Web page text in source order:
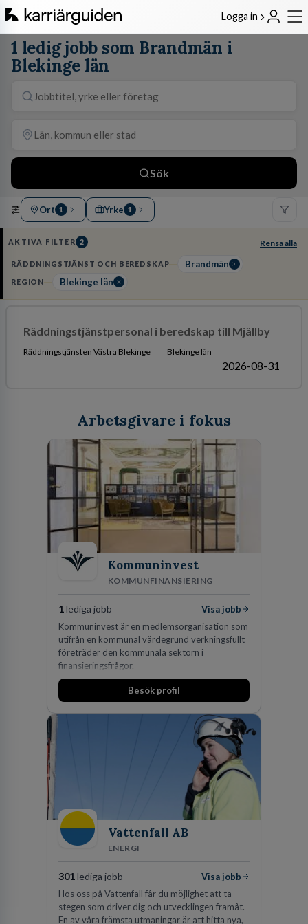
Logga in
1 ledig jobb som Brandmän i
Blekinge län
Sök
Ort 1 Yrke 1
AKTIVA FILTER 2 Rensa alla
RÄDDNINGSTJÄNST OCH BEREDSKAP Brandmän
REGION Blekinge län
Räddningstjänstpersonal i beredskap till Mjällby
Räddningstjänsten Västra Blekinge Blekinge län
2026-08-31
Arbetsgivare i fokus
Kommuninvest
KOMMUNFINANSIERING
1lediga jobb
Visa jobb
Kommuninvest är en medlemsorganisation som
utifrån en kommunal värdegrund verkningsfullt
företräder den kommunala sektorn i
finansieringsfrågor.
Besök profil
Vattenfall AB
ENERGI
301lediga jobb
Visa jobb
Hos oss på Vattenfall får du möjlighet att ta
stegen som driver dig och utvecklingen framåt.
En av våra främsta utmaningar är att hitta nya,